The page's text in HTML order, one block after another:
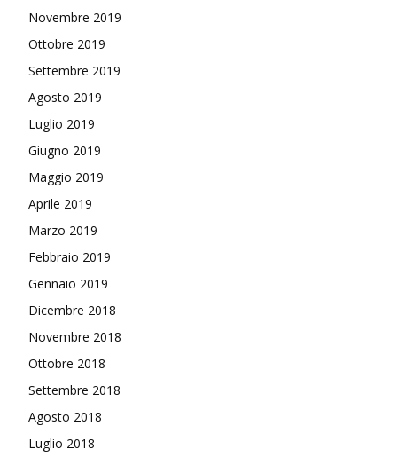
Novembre 2019
Ottobre 2019
Settembre 2019
Agosto 2019
Luglio 2019
Giugno 2019
Maggio 2019
Aprile 2019
Marzo 2019
Febbraio 2019
Gennaio 2019
Dicembre 2018
Novembre 2018
Ottobre 2018
Settembre 2018
Agosto 2018
Luglio 2018